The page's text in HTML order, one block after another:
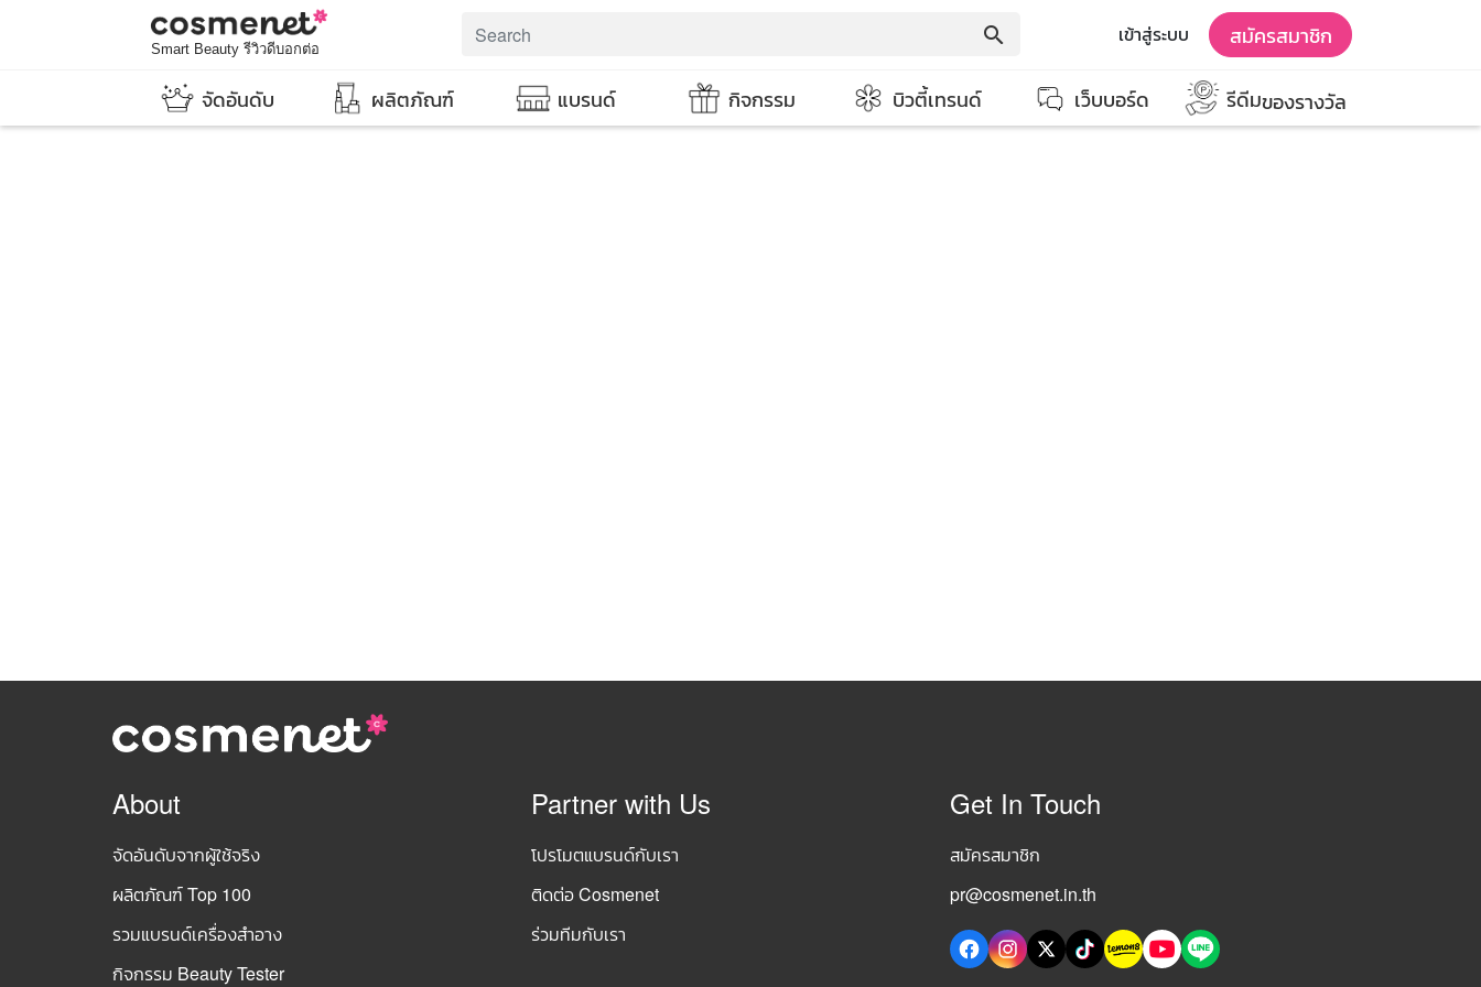
Smart Beauty รีวิวดีบอกต่อ
search เข้าสู่ระบบ สมัครสมาชิก
จัดอันดับ ผลิตภัณฑ์ แบรนด์ กิจกรรม บิวตี้เทรนด์ เว็บบอร์ด รีดีมของรางวัล
About
จัดอันดับจากผู้ใช้จริง
ผลิตภัณฑ์ Top 100
รวมแบรนด์เครื่องสำอาง
กิจกรรม Beauty Tester
Partner with Us
โปรโมตแบรนด์กับเรา
ติดต่อ Cosmenet
ร่วมทีมกับเรา
Get In Touch
สมัครสมาชิก
pr@cosmenet.in.th